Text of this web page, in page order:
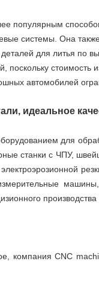
популярным
системы. Она
для литья по
поскольку
автомобилей
идеальное
для
станки с ЧПУ,
компания CNC